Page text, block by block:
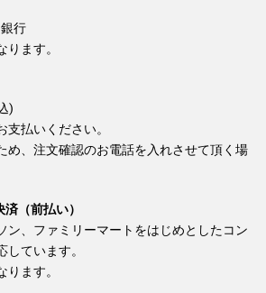
行
ります。
)
払いください。
め、注文確認のお電話を入れさせて頂く場
ます。
（前払い）
ン、ファミリーマートをはじめとしたコン
しています。
ります。